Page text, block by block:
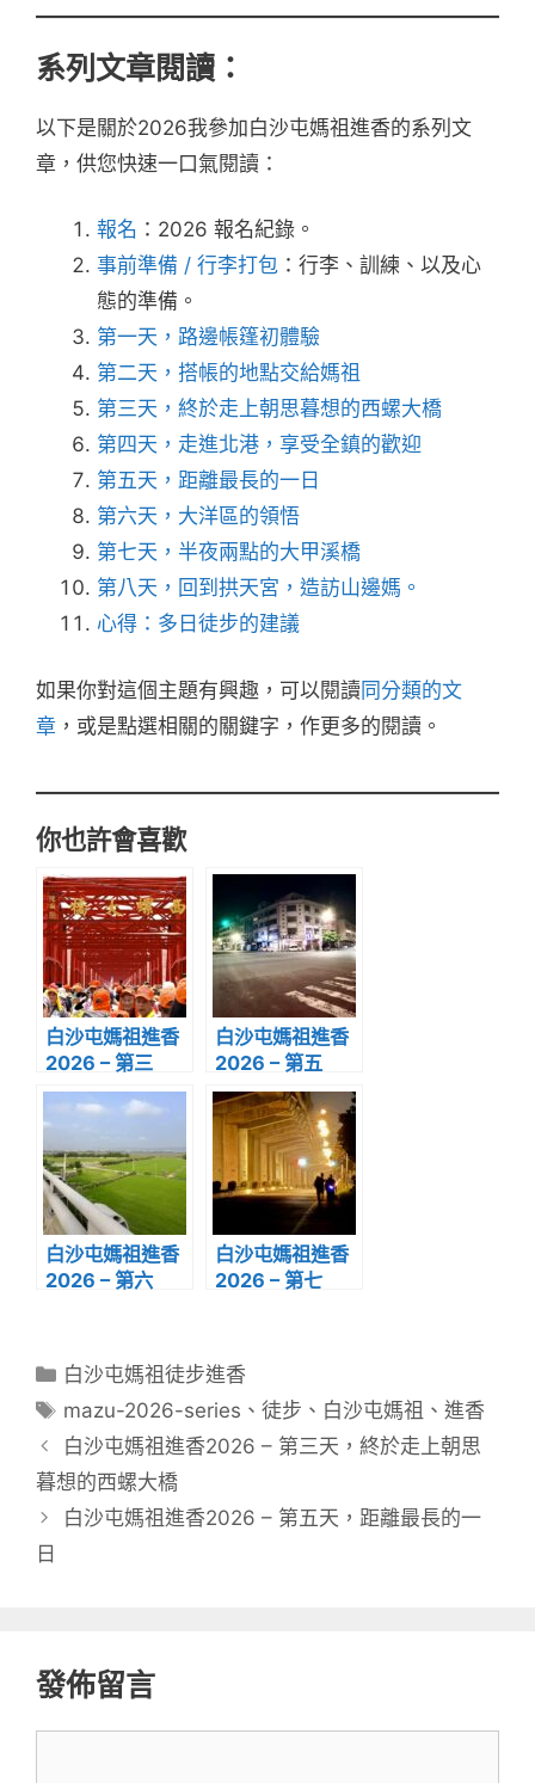
系列文章閱讀：
以下是關於2026我參加白沙屯媽祖進香的系列文
章，供您快速一口氣閱讀：
報名 ：2026 報名紀錄。
事前準備 / 行李打包 ：行李、訓練、以及心
態的準備。
第一天，路邊帳篷初體驗
第二天，搭帳的地點交給媽祖
第三天，終於走上朝思暮想的西螺大橋
第四天，走進北港，享受全鎮的歡迎
第五天，距離最長的一日
第六天，大洋區的領悟
第七天，半夜兩點的大甲溪橋
第八天，回到拱天宮，造訪山邊媽。
心得：多日徒步的建議
如果你對這個主題有興趣，可以閱讀同分類的文
章 ，或是點選相關的關鍵字，作更多的閱讀。
你也許會喜歡
白沙屯媽祖進香
2026 – 第三
天，終於走上朝
思暮想的西螺大
橋
白沙屯媽祖進香
2026 – 第五
天，距離最長的
一日
白沙屯媽祖進香
2026 – 第六
白沙屯媽祖進香
2026 – 第七
分
類
白沙屯媽祖徒步進香
標
籤
mazu-2026-series 、徒步 、 白沙屯媽祖 、進香
白沙屯媽祖進香2026 – 第三天，終於走上朝思
暮想的西螺大橋
白沙屯媽祖進香2026 – 第五天，距離最長的一
日
發佈留言